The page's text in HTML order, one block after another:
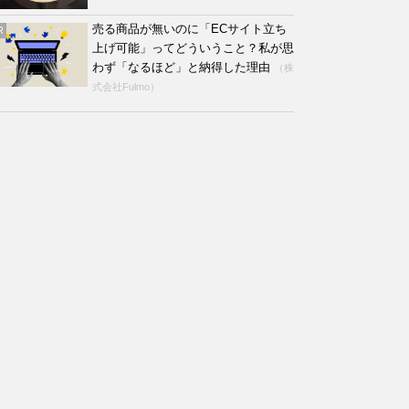
売る商品が無いのに「ECサイト立ち
上げ可能」ってどういうこと？私が思
わず「なるほど」と納得した理由
（株
式会社Fulmo）